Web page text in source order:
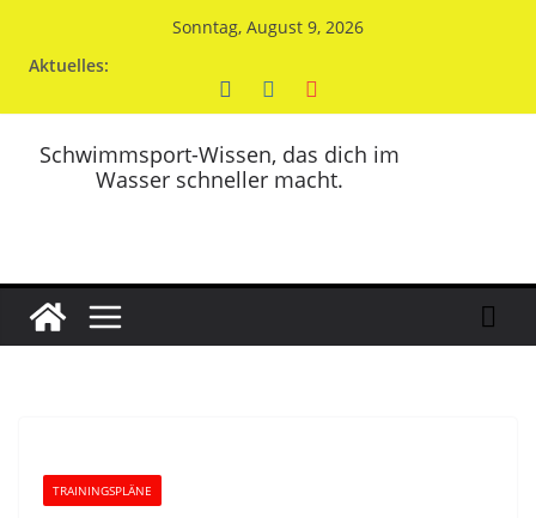
Sonntag, August 9, 2026
Aktuelles:
Schwimmsport-Wissen, das dich im
Wasser schneller macht.
TRAININGSPLÄNE